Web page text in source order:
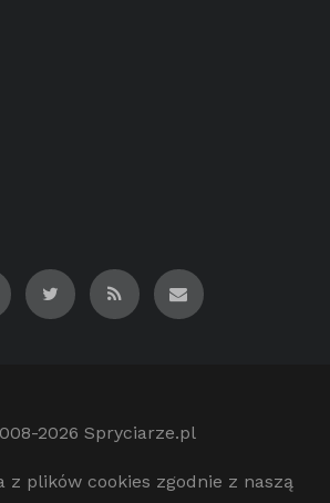
2026 Spryciarze.pl
z plików cookies zgodnie z naszą